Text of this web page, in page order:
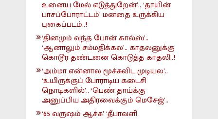
உனைய மேல் எடுத்துறேன்’.. ‘தாயின்
பாசப்போராட்டம்’ மனதை உருக்கிய
புகைப்படம்..!
‘தினமும் வந்த போன் கால்ஸ்’..
‘ஆனாலும் சம்மதிக்கல’.. காதலனுக்கு
கொடூர தண்டனை கொடுத்த காதலி..!
‘அம்மா என்னால மூச்சுவிட முடியல’..
‘உயிருக்குப் போராடிய கடைசி
நொடிகளில்’.. ‘பெண் தாய்க்கு
அனுப்பிய அதிரவைக்கும் மெசேஜ்’..
‘65 வருஷம் ஆச்சு’ ‘தீபாவளி